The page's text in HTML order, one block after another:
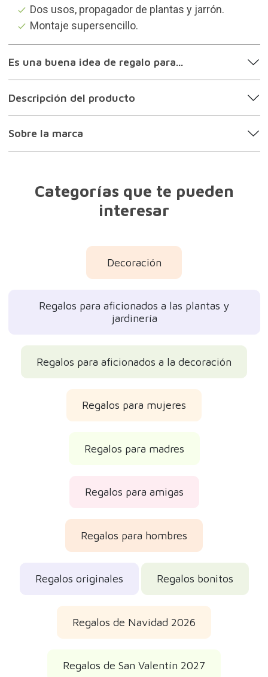
Dos usos, propagador de plantas y jarrón.
Montaje supersencillo.
Es una buena idea de regalo para...
Descripción del producto
Sobre la marca
Categorías que te pueden
interesar
Decoración
Regalos para aficionados a las plantas y
jardinería
Regalos para aficionados a la decoración
Regalos para mujeres
Regalos para madres
Regalos para amigas
Regalos para hombres
Regalos originales Regalos bonitos
Regalos de Navidad 2026
Regalos de San Valentín 2027